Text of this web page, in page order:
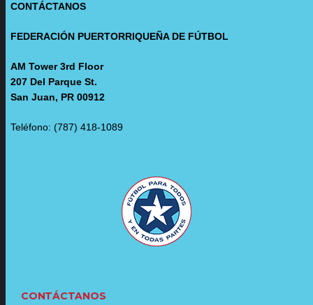
CONTÁCTANOS
FEDERACIÓN PUERTORRIQUEÑA DE FÚTBOL
AM Tower 3rd Floor
207 Del Parque St.
San Juan, PR 00912
Teléfono: (787) 418-1089
CONTÁCTANOS